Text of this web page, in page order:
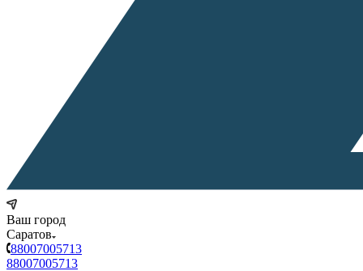
Ваш город
Саратов
88007005713
88007005713